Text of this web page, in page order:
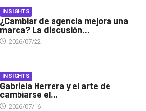
INSIGHTS
¿Cambiar de agencia mejora una
marca? La discusión...
2026/07/22
INSIGHTS
Gabriela Herrera y el arte de
cambiarse el...
2026/07/16